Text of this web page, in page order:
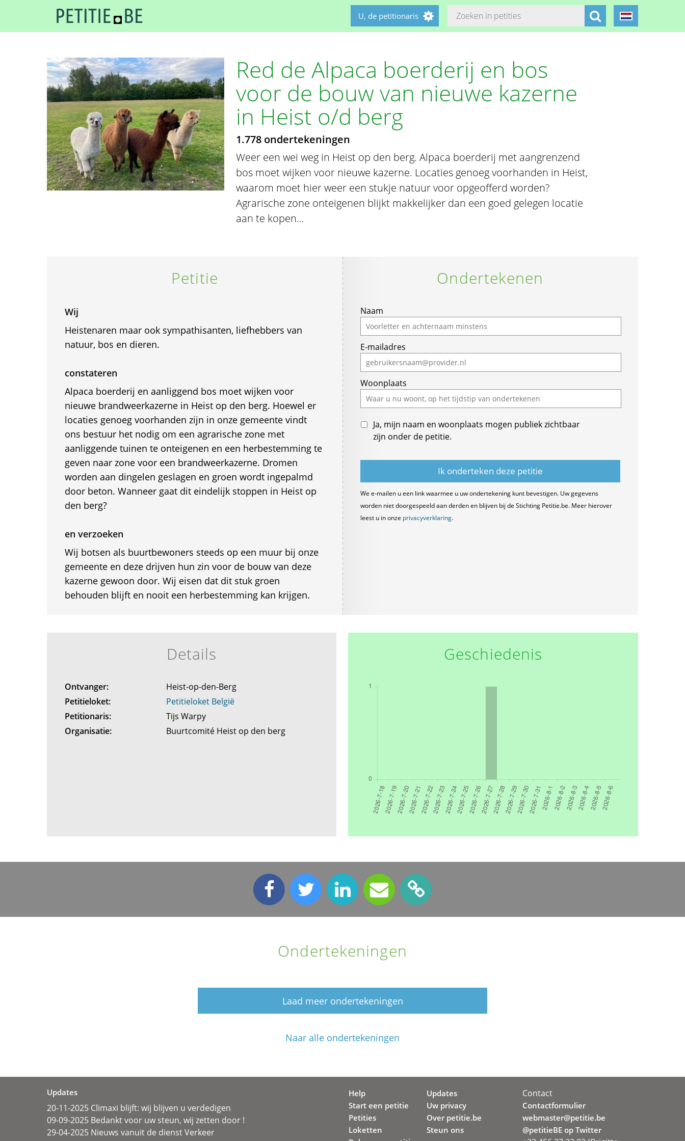
U, de petitionaris
Red de Alpaca boerderij en bos
voor de bouw van nieuwe kazerne
in Heist o/d berg
1.778 ondertekeningen
Weer een wei weg in Heist op den berg. Alpaca boerderij met aangrenzend
bos moet wijken voor nieuwe kazerne. Locaties genoeg voorhanden in Heist,
waarom moet hier weer een stukje natuur voor opgeofferd worden?
Agrarische zone onteigenen blijkt makkelijker dan een goed gelegen locatie
aan te kopen…
Petitie
Wij
Heistenaren maar ook sympathisanten, liefhebbers van
natuur, bos en dieren.
constateren
Alpaca boerderij en aanliggend bos moet wijken voor
nieuwe brandweerkazerne in Heist op den berg. Hoewel er
locaties genoeg voorhanden zijn in onze gemeente vindt
ons bestuur het nodig om een agrarische zone met
aanliggende tuinen te onteigenen en een herbestemming te
geven naar zone voor een brandweerkazerne. Dromen
worden aan dingelen geslagen en groen wordt ingepalmd
door beton. Wanneer gaat dit eindelijk stoppen in Heist op
den berg?
en verzoeken
Wij botsen als buurtbewoners steeds op een muur bij onze
gemeente en deze drijven hun zin voor de bouw van deze
kazerne gewoon door. Wij eisen dat dit stuk groen
behouden blijft en nooit een herbestemming kan krijgen.
Ondertekenen
If
you
are
a
human,
ignore
this
field
Naam
E-mailadres
Woonplaats
Ja, mijn naam en woonplaats mogen publiek zichtbaar
zijn onder de petitie.
We e-mailen u een link waarmee u uw ondertekening kunt bevestigen. Uw gegevens
worden niet doorgespeeld aan derden en blijven bij de Stichting Petitie.be. Meer hierover
leest u in onze privacyverklaring.
Details
Ontvanger:
Heist-op-den-Berg
Petitieloket:
Petitieloket België
Petitionaris:
Tijs Warpy
Organisatie:
Buurtcomité Heist op den berg
Geschiedenis
Ondertekeningen
Laad meer ondertekeningen
Naar alle ondertekeningen
Updates
20-11-2025 Climaxi blijft: wij blijven u verdedigen
09-09-2025 Bedankt voor uw steun, wij zetten door !
29-04-2025 Nieuws vanuit de dienst Verkeer
Help
Start een petitie
Petities
Loketten
Updates
Uw privacy
Over petitie.be
Steun ons
Contact
Contactformulier
webmaster@petitie.be
@petitieBE op Twitter